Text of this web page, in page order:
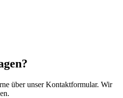
über unser Kontaktformular. Wir